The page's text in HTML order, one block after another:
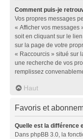
Comment puis-je
Vos propres messages
« Afficher vos messages
soit en cliquant sur le
sur la page de votre
« Raccourcis » situé sur
une recherche de vos
remplissez
Haut
Favoris et
Quelle est la différence
Dans phpBB 3.0, la